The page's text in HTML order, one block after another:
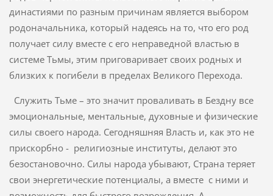
династиями по разным причинам является выбором
родоначальника, который надеясь на то, что его род
получает силу вместе с его неправедной властью в
системе Тьмы, этим приговаривает своих родных и
близких к погибели в пределах Великого Перехода.
Служить Тьме – это значит проваливать в Бездну все
эмоциональные, ментальные, духовные и физические
силы своего народа. Сегодняшняя Власть и, как это не
прискорбно - религиозные институты, делают это
безостановочно. Силы народа убывают, Страна теряет
свои энергетические потенциалы, а вместе с ними и